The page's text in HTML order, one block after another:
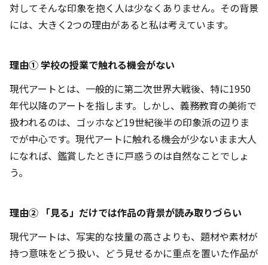
対してそんな印象を抱く人は少なくありません。その背景
には、大きく2つの理由があると私は考えています。
理由① 学校の授業で触れる機会がない
現代アートとは、一般的に第二次世界大戦後、特に1950
年代以降のアートを指します。しかし、義務教育の美術で
扱われるのは、ゴッホなど19世紀後半の印象派の辺りま
でが中心です。現代アートに触れる機会が少ないまま大人
になれば、鑑賞したときに戸惑うのは自然なことでしょ
う。
理由② 「見る」だけでは作品の背景が読み取りづらい
現代アートは、写実的な技量の高さよりも、題材や素材が
持つ意味をどう扱い、どう見せるかに重点を置いた作品が